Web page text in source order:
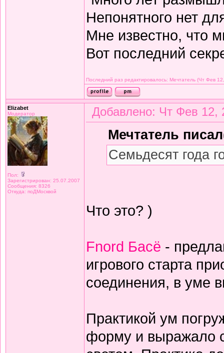
Непонятного нет
Мне известно, что
Вот последний
Последний раз редактировалось: Мечтатель (Чт Фев
Elizabet
Модератор
Пол:
Зарегистрирован: 25.07.2007
Сообщения: 8326
Откуда: поДМосквой
Добавлено: Чт Фев 12,
Мечтатель
Семьдесят года
Что это? )
Fnord Басё -
игрового старта
соединения, в уме
Практикой ум
форму и выражало